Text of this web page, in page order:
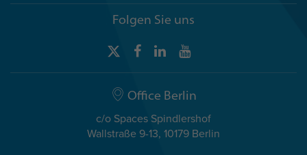
Folgen Sie uns
Office Berlin
c/o Spaces Spindlershof
Wallstraße 9-13, 10179 Berlin